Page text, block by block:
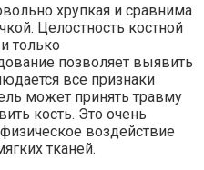
хрупкая и сравнима
Целостность костной
только
позволяет выявить
все признаки
может принять травму
кость. Это очень
воздействие
тканей.